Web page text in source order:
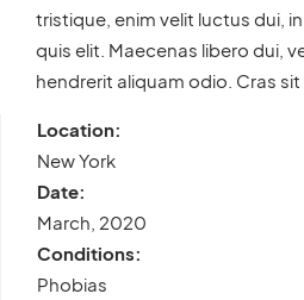
tristique, enim velit luctus dui,
quis elit. Maecenas libero dui,
hendrerit aliquam odio. Cras
Location:
New York
Date:
March, 2020
Conditions:
Phobias